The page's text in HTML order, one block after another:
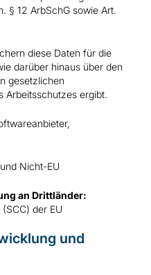
§ 12 ArbSchG sowie Art.
diese Daten für die
darüber hinaus über den
gesetzlichen
Arbeitsschutzes ergibt.
Nicht-EU
an Drittländer:
der EU
und